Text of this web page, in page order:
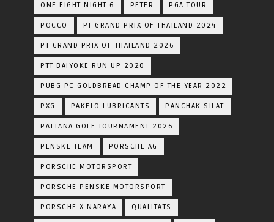
ONE FIGHT NIGHT 6 PETER PGA TOUR
POCCO PT GRAND PRIX OF THAILAND 2024
PT GRAND PRIX OF THAILAND 2026
PTT BAIYOKE RUN UP 2020
PUBG PC GOLDBREAD CHAMP OF THE YEAR 2022
PXG PAKELO LUBRICANTS PANCHAK SILAT
PATTANA GOLF TOURNAMENT 2026
PENSKE TEAM PORSCHE AG
PORSCHE MOTORSPORT
PORSCHE PENSKE MOTORSPORT
PORSCHE X NARAYA QUALITATS